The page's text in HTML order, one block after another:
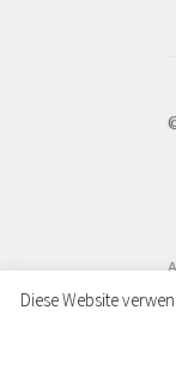
Unsere
Diese Website